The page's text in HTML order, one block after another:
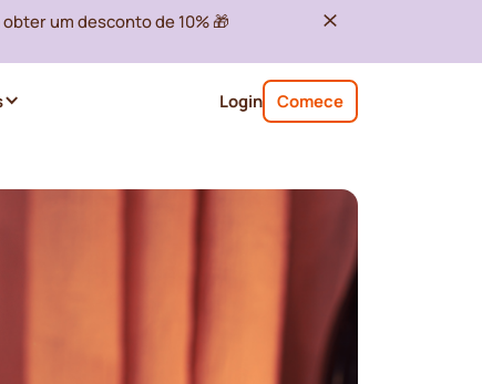
um desconto de 10% 🎁
Login Comece